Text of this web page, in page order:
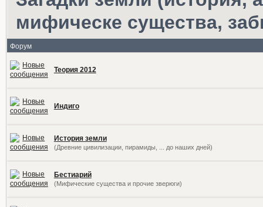
мифическе существа,
Форум
Теория 2012
Индиго
История земли
(Древние цивилизации, пирамиды, ... до наших дней)
Бестиарий
(Мифические существа и прочие зверюги)